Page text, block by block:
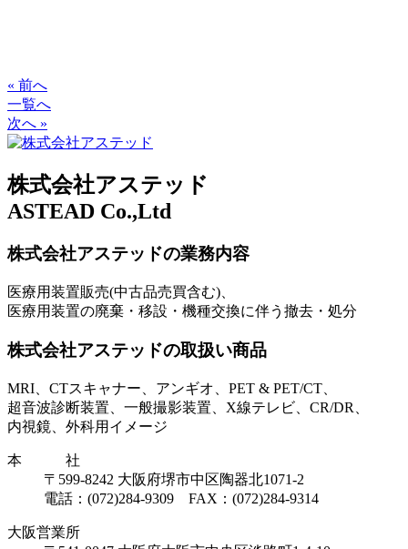
« 前へ
一覧へ
次へ »
株式会社アステッド
ASTEAD Co.,Ltd
株式会社アステッドの業務内容
医療用装置販売(中古品売買含む)、
医療用装置の廃棄・移設・機種交換に伴う撤去・処分
株式会社アステッドの取扱い商品
MRI、CTスキャナー、アンギオ、PET & PET/CT、
超音波診断装置、一般撮影装置、X線テレビ、CR/DR、
内視鏡、外科用イメージ
本 社
〒599-8242 大阪府堺市中区陶器北1071-2
電話：(072)284‐9309 FAX：(072)284‐9314
大阪営業所